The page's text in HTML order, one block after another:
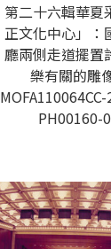
第二十六輯華夏
正文化中心」：
廳兩側走道擺置
樂有關的雕
PH00160-